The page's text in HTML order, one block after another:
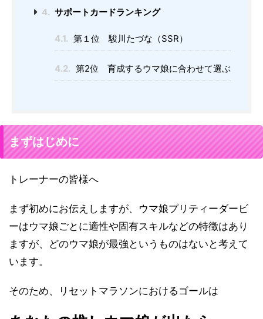
4. サポートカードランキング
4.1. 第１位 駿川たづな（SSR）
4.2. 第2位 育成するウマ娘に合わせて選ぶ
まずはじめに
トレーナーの皆様へ
まず初めにお伝えしますが、ウマ娘プリティーダービ
ーはウマ娘ごとに適性や固有スキルなどの特徴はあり
ますが、どのウマ娘が最強というものはないと考えて
います。
そのため、リセットマラソンにおけるゴールは